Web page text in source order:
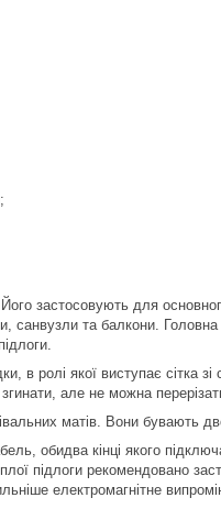
застосовують для
санвузли та балкони.
в ролі якої виступає сітка
але не можна
матів. Вони бувають
обидва кінці якого
підлоги рекомендовано
електромагнітне